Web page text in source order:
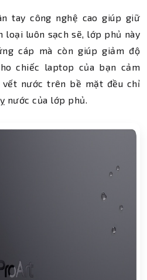
tay công nghệ cao giúp giữ
loại luôn sạch sẽ, lớp phủ này
cáp mà còn giúp giảm độ
chiếc laptop của bạn cảm
nước trên bề mặt đều chỉ
nước của lớp phủ.